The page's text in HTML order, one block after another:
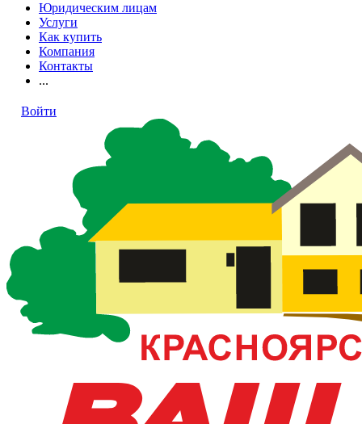
Юридическим лицам
Услуги
Как купить
Компания
Контакты
...
Войти